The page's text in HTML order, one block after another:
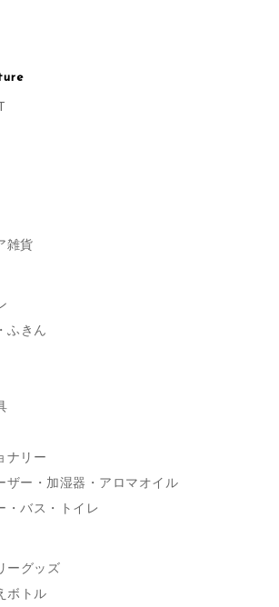
雑貨
ふきん
ナリー
ザー・加湿器・アロマオイル
・バス・トイレ
ーグッズ
ボトル